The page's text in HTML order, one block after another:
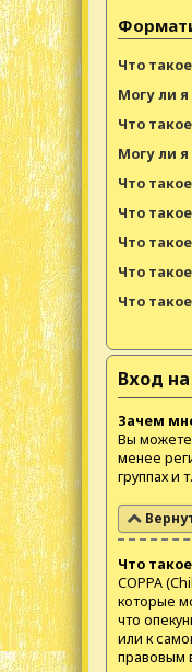
Что
Могу ли я
Что
Могу ли
Что
Что
Что
Что
Что
Вход
Зачем
Вы можете
менее
группах и
Что такое
COPPA
которые
что
или к
правовым